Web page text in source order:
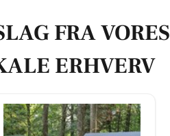
FRA VORES
ERHVERV